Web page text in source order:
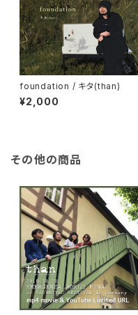
foundation / キタ(than)
¥2,000
その他の商品